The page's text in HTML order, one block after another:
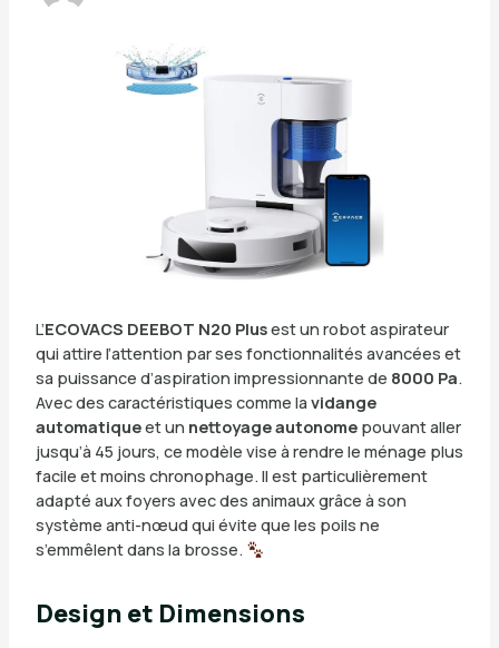
L’ECOVACS DEEBOT N20 Plusest un robot aspirateur
qui attire l’attention par ses fonctionnalités avancées et
sa puissance d’aspiration impressionnante de 8000 Pa.
Avec des caractéristiques comme la vidange
automatiqueet un nettoyage autonomepouvant aller
jusqu’à 45 jours, ce modèle vise à rendre le ménage plus
facile et moins chronophage. Il est particulièrement
adapté aux foyers avec des animaux grâce à son
système anti-nœud qui évite que les poils ne
s’emmêlent dans la brosse.
Design et Dimensions